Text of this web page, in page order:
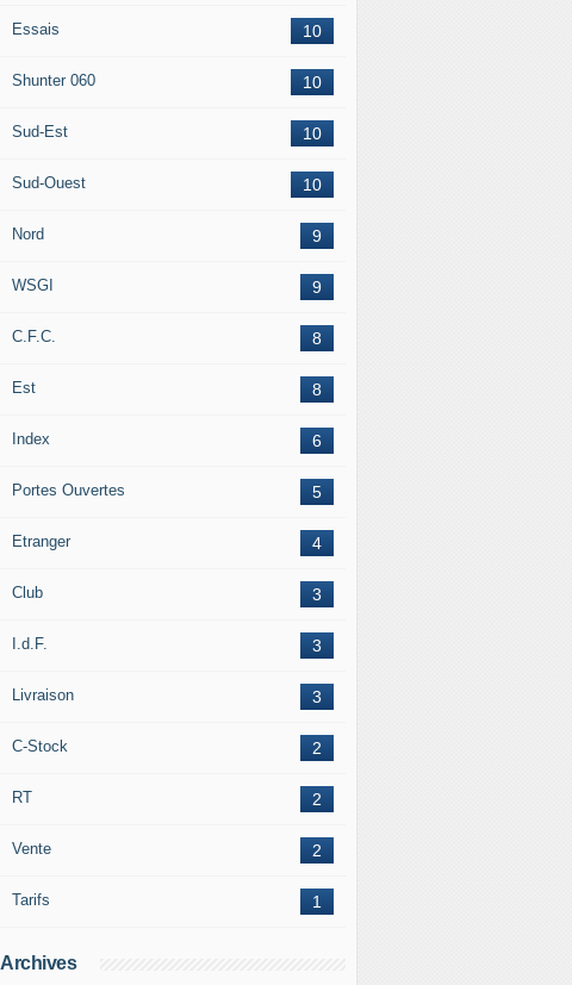
10
Essais
10
Shunter 060
10
Sud-Est
10
Sud-Ouest
9
Nord
9
WSGI
8
C.F.C.
8
Est
6
Index
5
Portes Ouvertes
4
Etranger
3
Club
3
I.d.F.
3
Livraison
2
C-Stock
2
RT
2
Vente
1
Tarifs
Archives